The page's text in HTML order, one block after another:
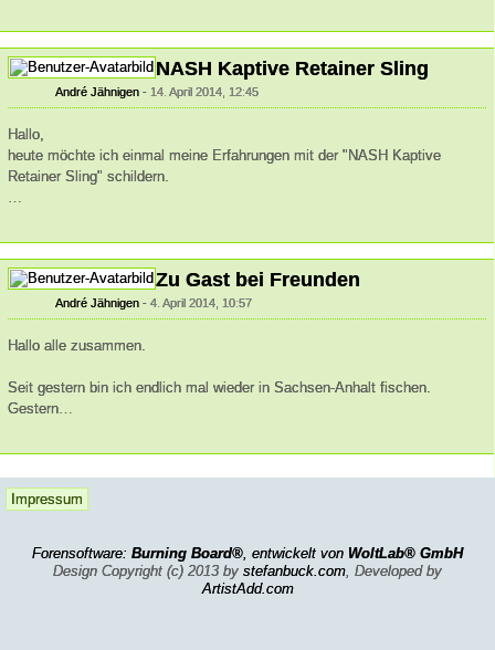
NASH Kaptive Retainer Sling
André Jähnigen 14. April 2014, 12:45
Hallo,
heute möchte ich einmal meine Erfahrungen mit der "NASH Kaptive
Retainer Sling" schildern.
…
Zu Gast bei Freunden
André Jähnigen 4. April 2014, 10:57
Hallo alle zusammen.
Seit gestern bin ich endlich mal wieder in Sachsen-Anhalt fischen.
Gestern…
Impressum
Forensoftware: Burning Board®, entwickelt von WoltLab® GmbH
Design Copyright (c) 2013 by stefanbuck.com, Developed by
ArtistAdd.com